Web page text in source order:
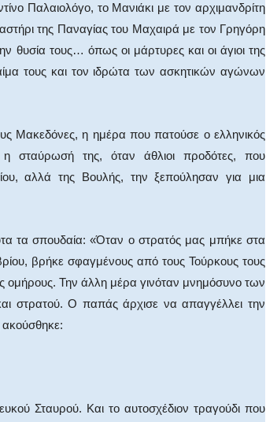
Παλαιολόγο, το Μανιάκι με τον αρχιμανδρίτη
της Παναγίας του Μαχαιρά με τον Γρηγόρη
θυσία τους… όπως οι μάρτυρες και οι άγιοι της
τους και τον ιδρώτα των ασκητικών αγώνων
Μακεδόνες, η ημέρα που πατούσε ο ελληνικός
σταύρωσή της, όταν άθλιοι προδότες, που
αλλά της Βουλής, την ξεπούλησαν για μια
τα σπουδαία: «Όταν ο στρατός μας μπήκε στα
βρήκε σφαγμένους από τους Τούρκους τους
ομήρους. Την άλλη μέρα γινόταν μνημόσυνο των
στρατού. Ο παπάς άρχισε να απαγγέλλει την
Σταυρού. Και το αυτοσχέδιον τραγούδι που